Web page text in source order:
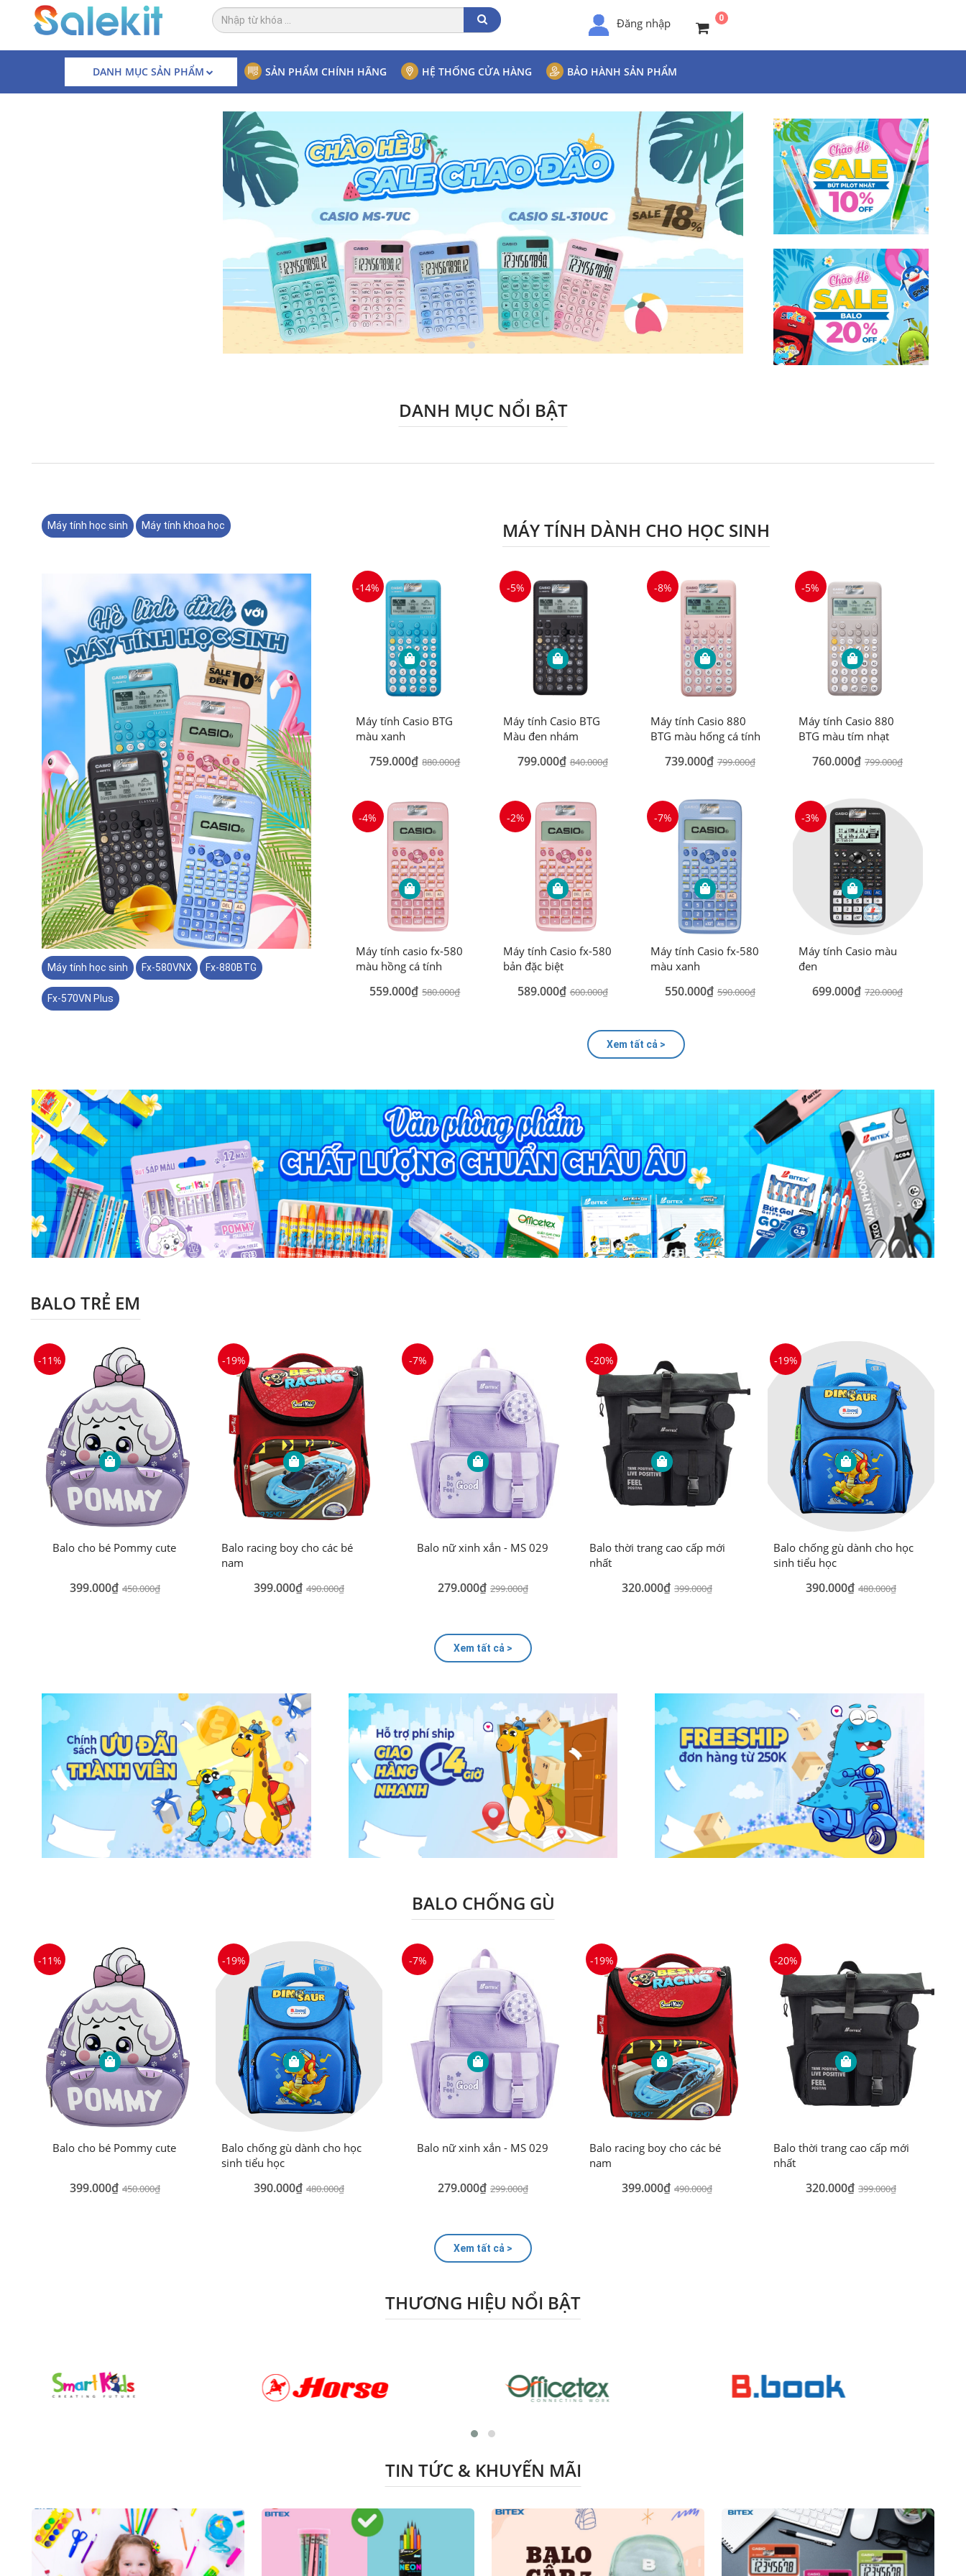
Đăng nhập 0
DANH MỤC SẢN PHẨM SẢN PHẨM CHÍNH HÃNG HỆ THỐNG CỬA HÀNG BẢO HÀNH SẢN PHẨM
DANH MỤC NỔI BẬT
Máy tính học sinh Máy tính khoa học
Máy tính học sinh Fx-580VNX Fx-880BTG
Fx-570VN Plus
MÁY TÍNH DÀNH CHO HỌC SINH
-14%
Máy tính Casio BTG
màu xanh
759.000₫ 880.000₫
-5%
Máy tính Casio BTG
Màu đen nhám
799.000₫ 840.000₫
-8%
Máy tính Casio 880
BTG màu hống cá tính
739.000₫ 799.000₫
-5%
Máy tính Casio 880
BTG màu tím nhạt
760.000₫ 799.000₫
-4%
Máy tính casio fx-580
màu hồng cá tính
559.000₫ 580.000₫
-2%
Máy tính Casio fx-580
bản đặc biệt
589.000₫ 600.000₫
-7%
Máy tính Casio fx-580
màu xanh
550.000₫ 590.000₫
-3%
Máy tính Casio màu
đen
699.000₫ 720.000₫
Xem tất cả >
BALO TRẺ EM
-11%
Balo cho bé Pommy cute
399.000₫ 450.000₫
-19%
Balo racing boy cho các bé
nam
399.000₫ 490.000₫
-7%
Balo nữ xinh xắn - MS 029
279.000₫ 299.000₫
-20%
Balo thời trang cao cấp mới
nhất
320.000₫ 399.000₫
-19%
Balo chống gù dành cho học
sinh tiểu học
390.000₫ 480.000₫
Xem tất cả >
BALO CHỐNG GÙ
-11%
Balo cho bé Pommy cute
399.000₫ 450.000₫
-19%
Balo chống gù dành cho học
sinh tiểu học
390.000₫ 480.000₫
-7%
Balo nữ xinh xắn - MS 029
279.000₫ 299.000₫
-19%
Balo racing boy cho các bé
nam
399.000₫ 490.000₫
-20%
Balo thời trang cao cấp mới
nhất
320.000₫ 399.000₫
Xem tất cả >
THƯƠNG HIỆU NỔI BẬT
TIN TỨC & KHUYẾN MÃI